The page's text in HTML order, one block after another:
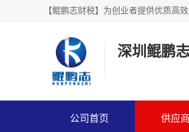
【鲲鹏志财税】为创业者提供优质高
深圳鲲鹏
公司首页 供应